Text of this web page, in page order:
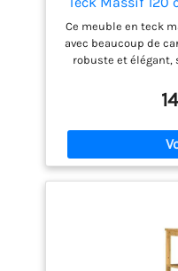
de Bain Robuste
kg, Design
Ce meuble en teck
avec beaucoup de
robuste et élégant,
Montage facile :
incluse.
75cm - Pieds : L
Couleurs : bois
Garantie 2 ans -
en